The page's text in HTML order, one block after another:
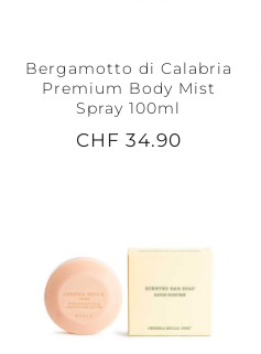
Bergamotto di Calabria
Premium Body Mist
Spray 100ml
CHF 34.90